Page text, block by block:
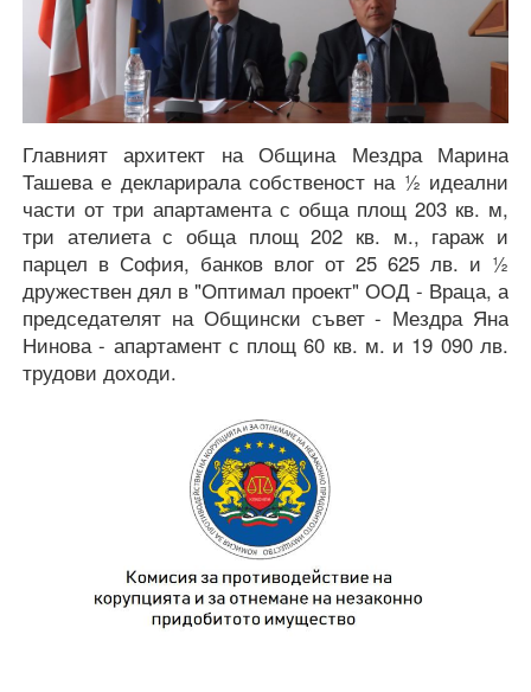
Главният архитект на Община Мездра Марина
Ташева е декларирала собственост на ½ идеални
части от три апартамента с обща площ 203 кв. м,
три ателиета с обща площ 202 кв. м., гараж и
парцел в София, банков влог от 25 625 лв. и ½
дружествен дял в "Оптимал проект" ООД - Враца, а
председателят на Общински съвет - Мездра Яна
Нинова - апартамент с площ 60 кв. м. и 19 090 лв.
трудови доходи.